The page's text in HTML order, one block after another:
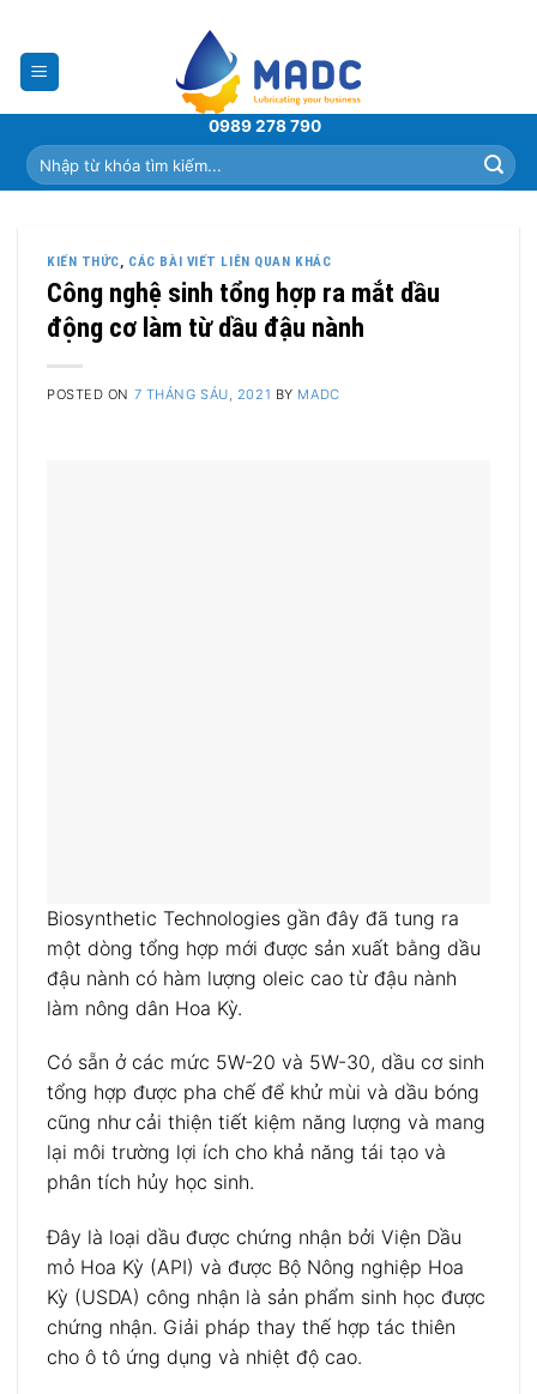
content
0989 278 790
Tìm
kiếm:
KIẾN THỨC, CÁC BÀI VIẾT LIÊN QUAN KHÁC
Công nghệ sinh tổng hợp ra mắt dầu
động cơ làm từ dầu đậu nành
POSTED ON 7 THÁNG SÁU, 2021 BY MADC
Biosynthetic Technologies gần đây đã tung ra
một dòng tổng hợp mới được sản xuất bằng dầu
đậu nành có hàm lượng oleic cao từ đậu nành
làm nông dân Hoa Kỳ.
Có sẵn ở các mức 5W-20 và 5W-30, dầu cơ sinh
tổng hợp được pha chế để khử mùi và dầu bóng
cũng như cải thiện tiết kiệm năng lượng và mang
lại môi trường lợi ích cho khả năng tái tạo và
phân tích hủy học sinh.
Đây là loại dầu được chứng nhận bởi Viện Dầu
mỏ Hoa Kỳ (API) và được Bộ Nông nghiệp Hoa
Kỳ (USDA) công nhận là sản phẩm sinh học được
chứng nhận. Giải pháp thay thế hợp tác thiên
cho ô tô ứng dụng và nhiệt độ cao.